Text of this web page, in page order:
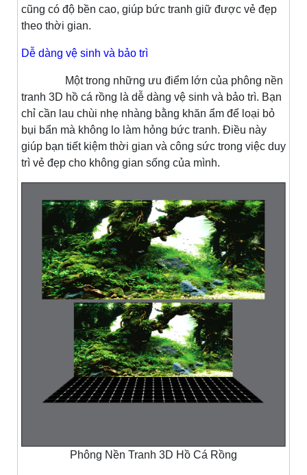
cũng có độ bền cao, giúp bức tranh giữ được vẻ đẹp
theo thời gian.
Dễ dàng vệ sinh và bảo trì
Một trong những ưu điểm lớn của phông nền
tranh 3D hồ cá rồng là dễ dàng vệ sinh và bảo trì. Bạn
chỉ cần lau chùi nhẹ nhàng bằng khăn ẩm để loại bỏ
bụi bẩn mà không lo làm hỏng bức tranh. Điều này
giúp bạn tiết kiệm thời gian và công sức trong việc duy
trì vẻ đẹp cho không gian sống của mình.
Phông Nền Tranh 3D Hồ Cá Rồng